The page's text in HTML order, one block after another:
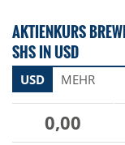
AKTIENKURS
SHS IN USD
USD MEHR
0,00